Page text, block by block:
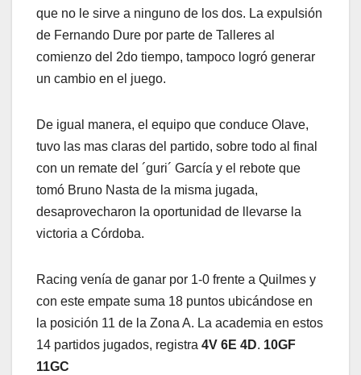
que no le sirve a ninguno de los dos. La expulsión
de Fernando Dure por parte de Talleres al
comienzo del 2do tiempo, tampoco logró generar
un cambio en el juego.
De igual manera, el equipo que conduce Olave,
tuvo las mas claras del partido, sobre todo al final
con un remate del ´guri´ García y el rebote que
tomó Bruno Nasta de la misma jugada,
desaprovecharon la oportunidad de llevarse la
victoria a Córdoba.
Racing venía de ganar por 1-0 frente a Quilmes y
con este empate suma 18 puntos ubicándose en
la posición 11 de la Zona A. La academia en estos
14 partidos jugados, registra 4V 6E 4D. 10GF
11GC